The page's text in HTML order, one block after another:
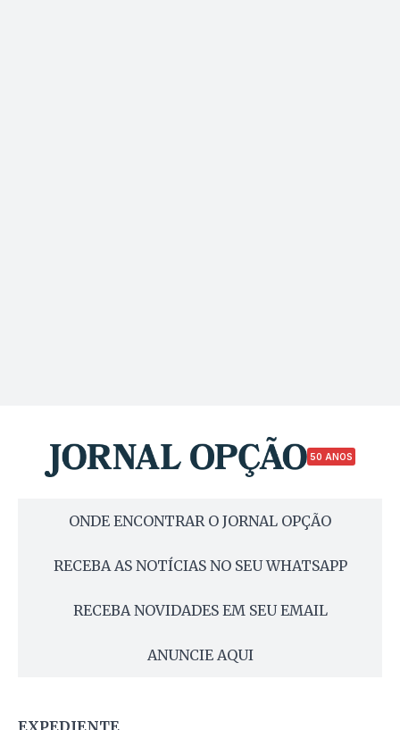
50 ANOS
ONDE ENCONTRAR O JORNAL OPÇÃO
RECEBA AS NOTÍCIAS NO SEU WHATSAPP
RECEBA NOVIDADES EM SEU EMAIL
ANUNCIE AQUI
EXPEDIENTE